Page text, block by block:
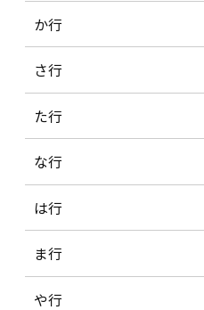
か行
さ行
た行
な行
は行
ま行
や行